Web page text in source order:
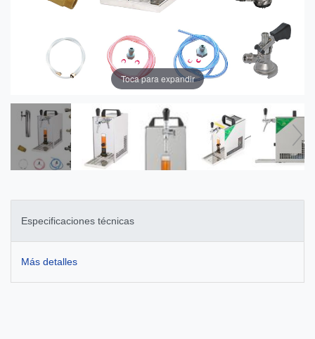
Toca para expandir
Especificaciones técnicas
Más detalles